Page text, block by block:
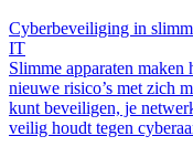
Cyberbeveiliging in
IT
Slimme apparaten maken
nieuwe risico’s met zich
kunt beveiligen, je
veilig houdt tegen